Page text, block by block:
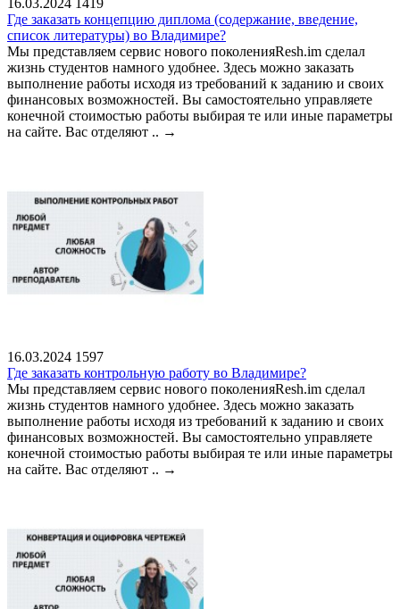
Где заказать концепцию диплома (содержание, введение,
список литературы) во Владимире?
Мы представляем сервис нового поколенияResh.im сделал
жизнь студентов намного удобнее. Здесь можно заказать
выполнение работы исходя из требований к заданию и своих
финансовых возможностей. Вы самостоятельно управляете
конечной стоимостью работы выбирая те или иные параметры
на сайте. Вас отделяют .. →
16.03.2024 1597
Где заказать контрольную работу во Владимире?
Мы представляем сервис нового поколенияResh.im сделал
жизнь студентов намного удобнее. Здесь можно заказать
выполнение работы исходя из требований к заданию и своих
финансовых возможностей. Вы самостоятельно управляете
конечной стоимостью работы выбирая те или иные параметры
на сайте. Вас отделяют .. →